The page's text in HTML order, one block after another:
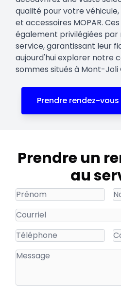
qualité pour votre
et accessoires MOPAR.
également privilégiées par
service, garantissant leur
aujourd'hui explorer notre
sommes situés à Mont-
Prendre rendez-
Prendre un
au